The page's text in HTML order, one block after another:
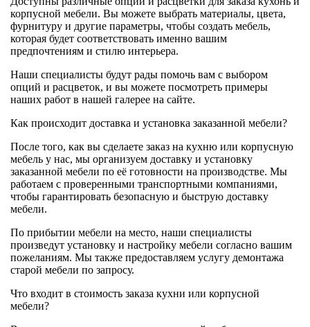
корпусной мебели. Вы можете выбрать материалы, цвета,
фурнитуру и другие параметры, чтобы создать мебель,
которая будет соответствовать именно вашим
предпочтениям и стилю интерьера.
Наши специалисты будут рады помочь вам с выбором
опций и расцветок, и вы можете посмотреть примеры
наших работ в нашей галерее на сайте.
Как происходит доставка и установка заказанной мебели?
После того, как вы сделаете заказ на кухню или корпусную
мебель у нас, мы организуем доставку и установку
заказанной мебели по её готовности на производстве. Мы
работаем с проверенными транспортными компаниями,
чтобы гарантировать безопасную и быструю доставку
мебели.
По прибытии мебели на место, наши специалисты
произведут установку и настройку мебели согласно вашим
пожеланиям. Мы также предоставляем услугу демонтажа
старой мебели по запросу.
Что входит в стоимость заказа кухни или корпусной
мебели?